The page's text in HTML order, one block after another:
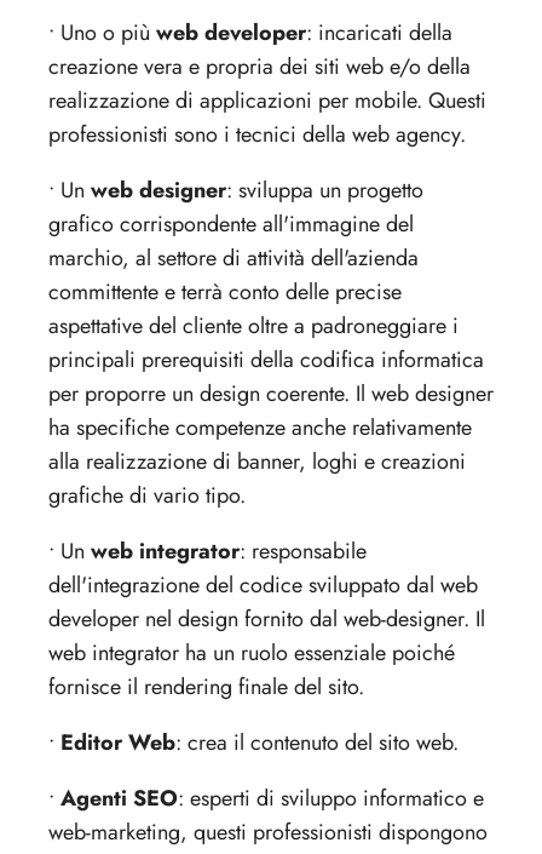
• Uno o più web developer: incaricati della
creazione vera e propria dei siti web e/o della
realizzazione di applicazioni per mobile. Questi
professionisti sono i tecnici della web agency.
• Un web designer: sviluppa un progetto
grafico corrispondente all'immagine del
marchio, al settore di attività dell'azienda
committente e terrà conto delle precise
aspettative del cliente oltre a padroneggiare i
principali prerequisiti della codifica informatica
per proporre un design coerente. Il web designer
ha specifiche competenze anche relativamente
alla realizzazione di banner, loghi e creazioni
grafiche di vario tipo.
• Un web integrator: responsabile
dell'integrazione del codice sviluppato dal web
developer nel design fornito dal web-designer. Il
web integrator ha un ruolo essenziale poiché
fornisce il rendering finale del sito.
• Editor Web: crea il contenuto del sito web.
• Agenti SEO: esperti di sviluppo informatico e
web-marketing, questi professionisti dispongono